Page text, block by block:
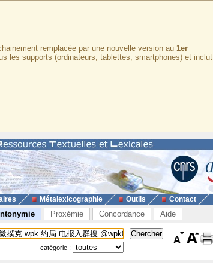
remplacée par une nouvelle version au 1er
les supports (ordinateurs, tablettes, smartphones) et inclut
Métalexicographie Outils Contact
Proxémie Concordance Aide
catégorie :